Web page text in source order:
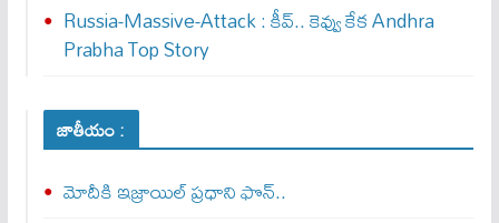
Russia-Massive-Attack : కీవ్‌.. కెవ్వు కేక‌ Andhra
Prabha Top Story
జాతీయం :
మోదీకి ఇజ్రాయిల్ ప్ర‌ధాని ఫొన్..